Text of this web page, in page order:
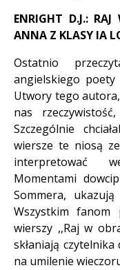
ENRIGHT D.J.: RAJ
ANNA Z KLASY IA
Ostatnio
angielskiego poety
Utwory tego
nas
Szczególnie
wiersze te niosą
interpretować
Momentami
Sommera,
Wszystkim fanom
wierszy ,,Raj w
skłaniają
na umilenie